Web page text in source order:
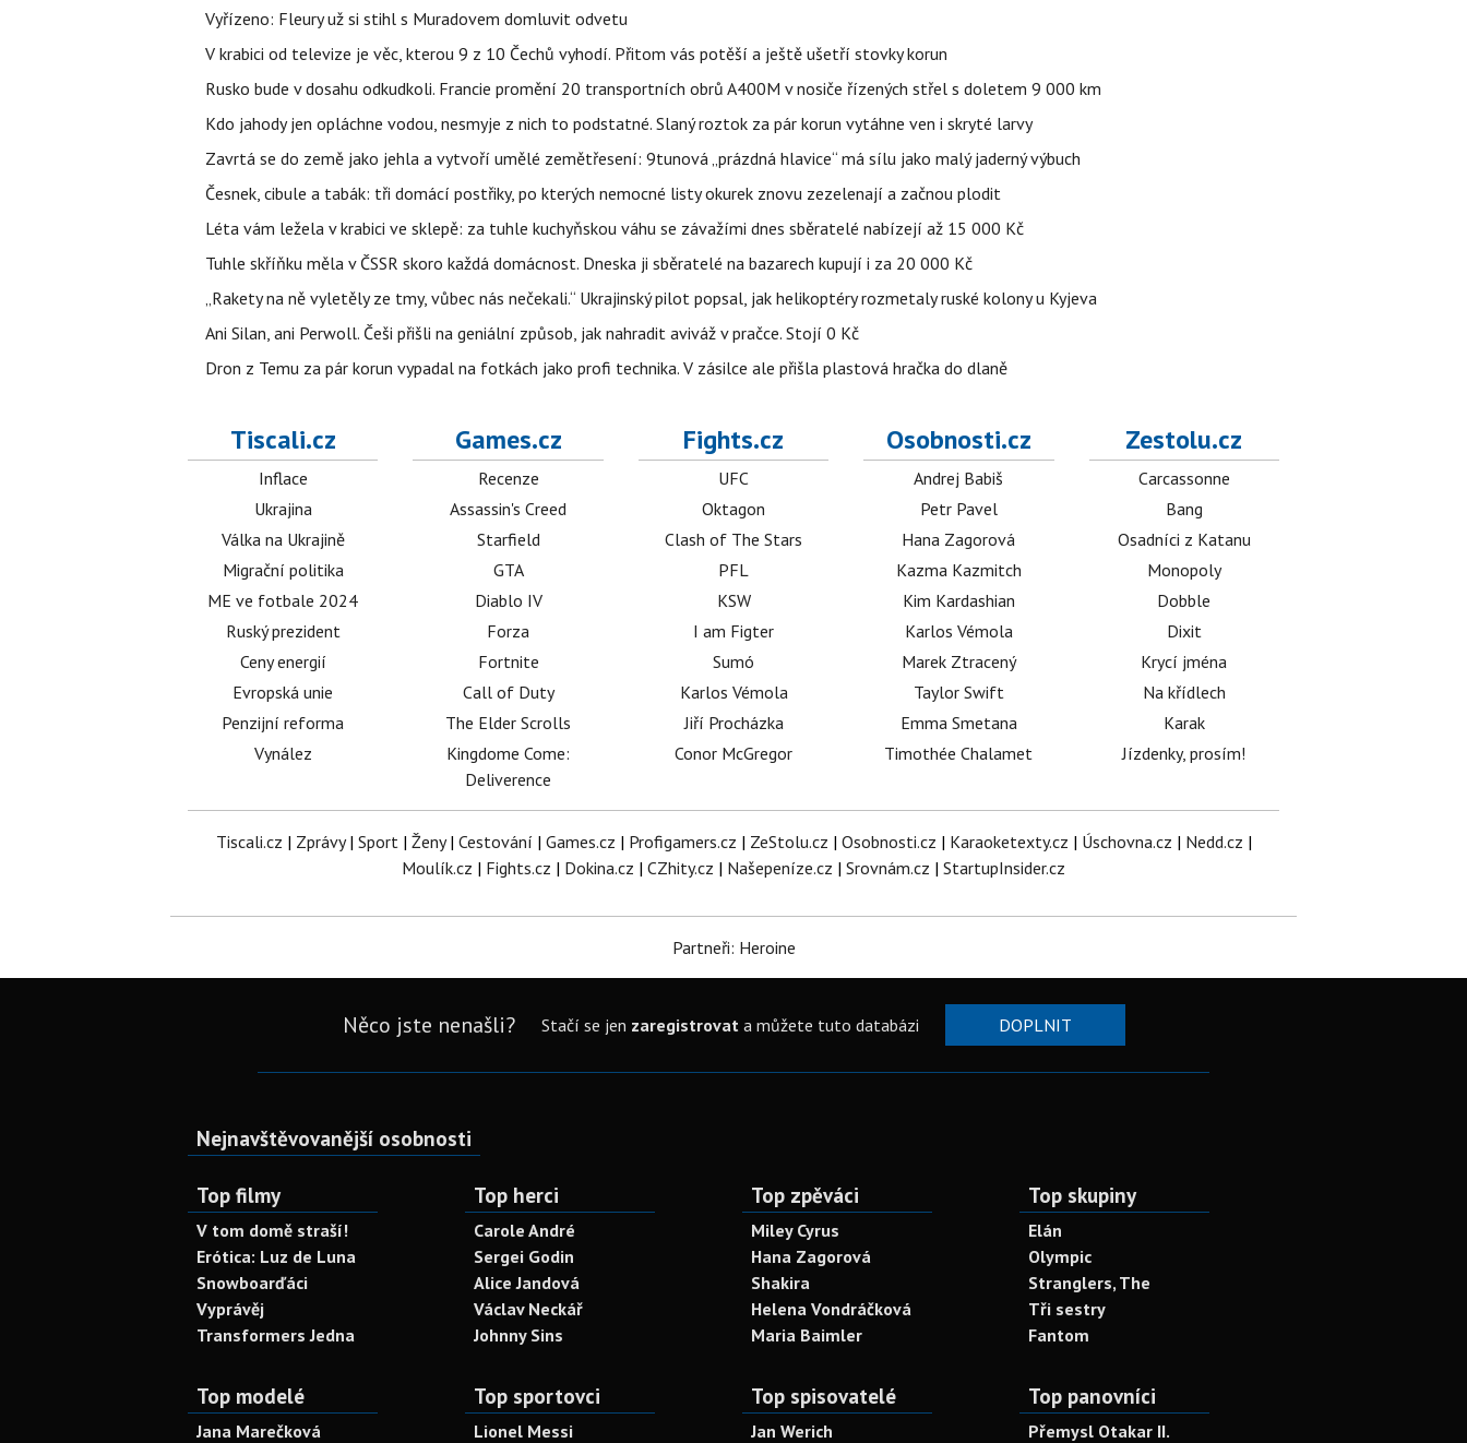
Vyřízeno: Fleury už si stihl s Muradovem domluvit odvetu
V krabici od televize je věc, kterou 9 z 10 Čechů vyhodí. Přitom vás potěší a ještě ušetří stovky korun
Rusko bude v dosahu odkudkoli. Francie promění 20 transportních obrů A400M v nosiče řízených střel s doletem 9 000 km
Kdo jahody jen opláchne vodou, nesmyje z nich to podstatné. Slaný roztok za pár korun vytáhne ven i skryté larvy
Zavrtá se do země jako jehla a vytvoří umělé zemětřesení: 9tunová „prázdná hlavice“ má sílu jako malý jaderný výbuch
Česnek, cibule a tabák: tři domácí postřiky, po kterých nemocné listy okurek znovu zezelenají a začnou plodit
Léta vám ležela v krabici ve sklepě: za tuhle kuchyňskou váhu se závažími dnes sběratelé nabízejí až 15 000 Kč
Tuhle skříňku měla v ČSSR skoro každá domácnost. Dneska ji sběratelé na bazarech kupují i za 20 000 Kč
„Rakety na ně vyletěly ze tmy, vůbec nás nečekali.“ Ukrajinský pilot popsal, jak helikoptéry rozmetaly ruské kolony u Kyjeva
Ani Silan, ani Perwoll. Češi přišli na geniální způsob, jak nahradit aviváž v pračce. Stojí 0 Kč
Dron z Temu za pár korun vypadal na fotkách jako profi technika. V zásilce ale přišla plastová hračka do dlaně
Tiscali.cz
Inflace
Ukrajina
Válka na Ukrajině
Migrační politika
ME ve fotbale 2024
Ruský prezident
Ceny energií
Evropská unie
Penzijní reforma
Vynález
Games.cz
Recenze
Assassin's Creed
Starfield
GTA
Diablo IV
Forza
Fortnite
Call of Duty
The Elder Scrolls
Kingdome Come:
Deliverence
Fights.cz
UFC
Oktagon
Clash of The Stars
PFL
KSW
I am Figter
Sumó
Karlos Vémola
Jiří Procházka
Conor McGregor
Osobnosti.cz
Andrej Babiš
Petr Pavel
Hana Zagorová
Kazma Kazmitch
Kim Kardashian
Karlos Vémola
Marek Ztracený
Taylor Swift
Emma Smetana
Timothée Chalamet
Zestolu.cz
Carcassonne
Bang
Osadníci z Katanu
Monopoly
Dobble
Dixit
Krycí jména
Na křídlech
Karak
Jízdenky, prosím!
Tiscali.cz | Zprávy| Sport| Ženy| Cestování | Games.cz | Profigamers.cz | ZeStolu.cz | Osobnosti.cz | Karaoketexty.cz | Úschovna.cz | Nedd.cz |
Moulík.cz | Fights.cz | Dokina.cz | CZhity.cz | Našepeníze.cz | Srovnám.cz | StartupInsider.cz
Partneři: Heroine
Něco jste nenašli? Stačí se jen zaregistrovata můžete tuto databázi DOPLNIT
Nejnavštěvovanější osobnosti
Top filmy
V tom domě straší!
Erótica: Luz de Luna
Snowboarďáci
Vyprávěj
Transformers Jedna
Top herci
Carole André
Sergei Godin
Alice Jandová
Václav Neckář
Johnny Sins
Top zpěváci
Miley Cyrus
Hana Zagorová
Shakira
Helena Vondráčková
Maria Baimler
Top skupiny
Elán
Olympic
Stranglers, The
Tři sestry
Fantom
Top modelé
Jana Marečková
Top sportovci
Lionel Messi
Top spisovatelé
Jan Werich
Top panovníci
Přemysl Otakar II.